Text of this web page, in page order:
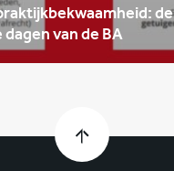
de
van de BA